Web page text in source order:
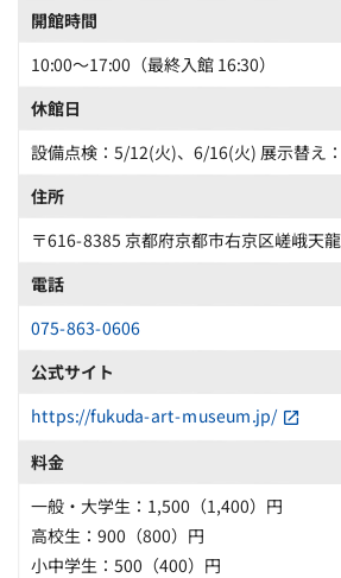
開館時間
10:00〜17:00（最終入館 16:30）
休館日
設備点検：5/12(火)、6/16(火) 展示替え
住所
〒616-8385 京都府京都市右京区嵯峨天
電話
075-863-0606
公式サイト
https://fukuda-art-museum.jp/
料金
一般・大学生：1,500（1,400）円
高校生：900（800）円
小中学生：500（400）円